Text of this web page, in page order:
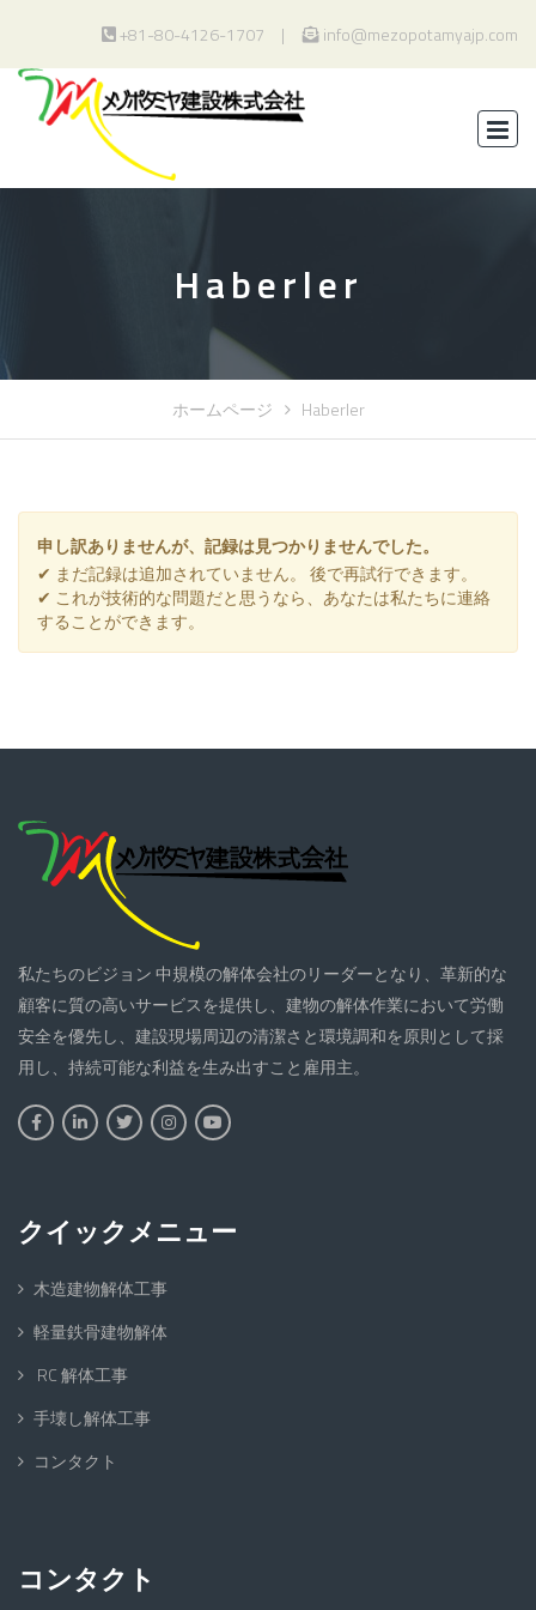
+81-80-4126-1707 info@mezopotamyajp.com
Haberler
ホームページ Haberler
申し訳ありませんが、記録は見つかりませんでした。
✔ まだ記録は追加されていません。 後で再試行できます。
✔ これが技術的な問題だと思うなら、あなたは私たちに連絡
することができます。
私たちのビジョン 中規模の解体会社のリーダーとなり、革新的な
顧客に質の高いサービスを提供し、建物の解体作業において労働
安全を優先し、建設現場周辺の清潔さと環境調和を原則として採
用し、持続可能な利益を生み出すこと雇用主。
クイックメニュー
木造建物解体工事
軽量鉄骨建物解体
RC 解体工事
手壊し解体工事
コンタクト
コンタクト